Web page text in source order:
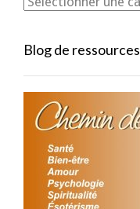
Blog de ressources